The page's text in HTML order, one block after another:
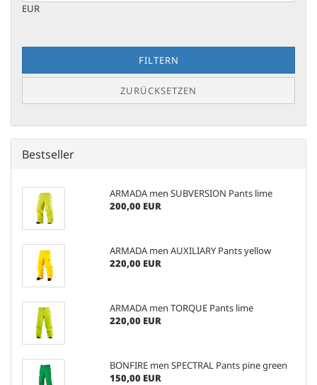
EUR
FILTERN
ZURÜCKSETZEN
Bestseller
ARMADA men SUBVERSION Pants lime
200,00 EUR
ARMADA men AUXILIARY Pants yellow
220,00 EUR
ARMADA men TORQUE Pants lime
220,00 EUR
BONFIRE men SPECTRAL Pants pine green
150,00 EUR